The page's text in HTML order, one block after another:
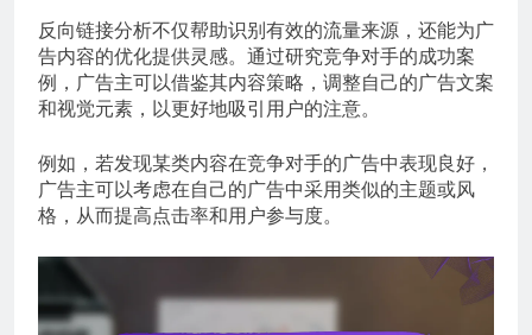
反向链接分析不仅帮助识别有效的流量来源，还能为广
告内容的优化提供灵感。通过研究竞争对手的成功案
例，广告主可以借鉴其内容策略，调整自己的广告文案
和视觉元素，以更好地吸引用户的注意。
例如，若发现某类内容在竞争对手的广告中表现良好，
广告主可以考虑在自己的广告中采用类似的主题或风
格，从而提高点击率和用户参与度。